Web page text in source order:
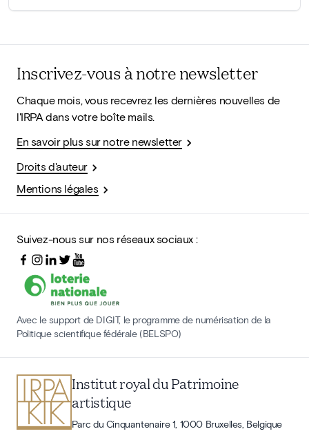
Inscrivez-vous à notre newsletter
Chaque mois, vous recevrez les dernières nouvelles de
l'IRPA dans votre boîte mails.
En savoir plus sur notre newsletter
Droits d'auteur
Mentions légales
Suivez-nous sur nos réseaux sociaux :
Avec le support de DIGIT, le programme de numérisation de la
Politique scientifique fédérale (BELSPO)
Institut royal du Patrimoine
artistique
Parc du Cinquantenaire 1, 1000 Bruxelles, Belgique